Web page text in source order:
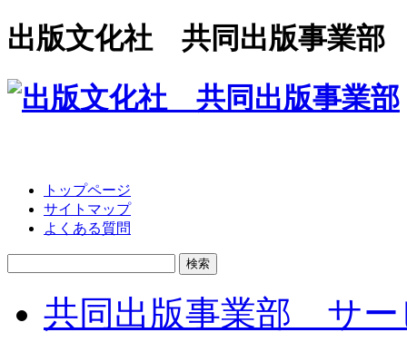
出版文化社 共同出版事業部
トップページ
サイトマップ
よくある質問
共同出版事業部 サー